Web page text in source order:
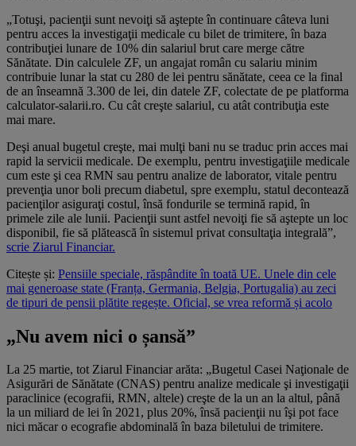
„Totuşi, pacienţii sunt nevoiţi să aştepte în continuare câteva luni
pentru acces la investigaţii medicale cu bilet de trimitere, în baza
contribuţiei lunare de 10% din salariul brut care merge către
Sănătate. Din calculele ZF, un angajat român cu salariu minim
contribuie lunar la stat cu 280 de lei pentru sănătate, ceea ce la final
de an înseamnă 3.300 de lei, din datele ZF, colectate de pe platforma
calculator-salarii.ro. Cu cât creşte salariul, cu atât contribuţia este
mai mare.
Deşi anual bugetul creşte, mai mulţi bani nu se traduc prin acces mai
rapid la servicii medicale. De exemplu, pentru investigaţiile medicale
cum este şi cea RMN sau pentru analize de laborator, vitale pentru
prevenţia unor boli precum diabetul, spre exemplu, statul decontează
pacienţilor asiguraţi costul, însă fondurile se termină rapid, în
primele zile ale lunii. Pacienţii sunt astfel nevoiţi fie să aştepte un loc
disponibil, fie să plătească în sistemul privat consultaţia integrală”,
scrie Ziarul Financiar.
Citește și: Pensiile speciale, răspândite în toată UE. Unele din cele
mai generoase state (Franța, Germania, Belgia, Portugalia) au zeci
de tipuri de pensii plătite regește. Oficial, se vrea reformă și acolo
„Nu avem nici o șansă”
La 25 martie, tot Ziarul Financiar arăta: „Bugetul Casei Naţionale de
Asigurări de Sănătate (CNAS) pentru analize medicale şi investigaţii
paraclinice (ecografii, RMN, altele) creşte de la un an la altul, până
la un miliard de lei în 2021, plus 20%, însă pacienţii nu îşi pot face
nici măcar o ecografie abdominală în baza biletului de trimitere.